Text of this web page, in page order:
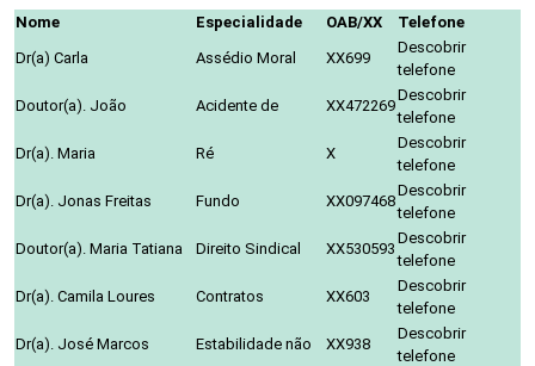
Nome Especialidade OAB/XX
Telefone
Dr(a) Carla
Assédio Moral XX699
Descobrir
telefone
Doutor(a). João
Acidente de XX472269
Descobrir
telefone
Dr(a). Maria
Ré X
Descobrir
telefone
Dr(a). Jonas Freitas
Fundo XX097468
Descobrir
telefone
Doutor(a). Maria Tatiana
Direito Sindical XX530593
Descobrir
telefone
Dr(a). Camila Loures
Contratos XX603
Descobrir
telefone
Dr(a). José Marcos
Estabilidade não XX938
Descobrir
telefone